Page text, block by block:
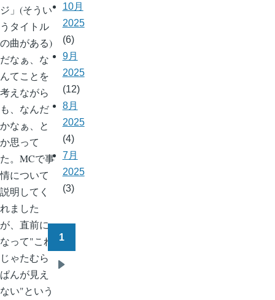
ジ」(そうい
うタイトル
の曲がある)
だなぁ、な
んてことを
考えながら
も、なんだ
かなぁ、と
か思って
た。MCで事
情について
説明してく
れました
が、直前に
なって"これ
じゃたむら
ぱんが見え
ない"という
10月
2025
(6)
9月
2025
(12)
8月
2025
(4)
7月
2025
(3)
ペ
ー
ジ
送
1